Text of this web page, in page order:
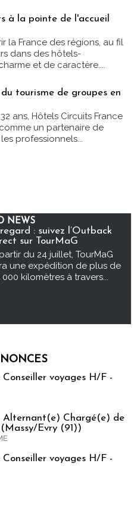
à la pointe de l'accueil
la France des régions, au fil
dans des hôtels-
et de caractère....
tourisme de groupes en
ans, Hôtels Circuits France
comme un partenaire de
professionnels...
NEWS
: suivez l’Outback
sur TourMaG
du 24 juillet, TourMaG
une expédition de plus de
000 kilomètres à travers...
voyages H/F -
Alternant(e) Chargé(e) de
Evry (91))
voyages H/F -